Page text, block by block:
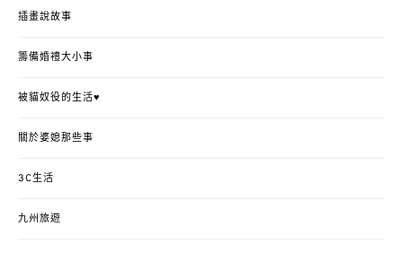
插畫說故事
籌備婚禮大小事
被貓奴役的生活♥
關於婆媳那些事
3C生活
九州旅遊